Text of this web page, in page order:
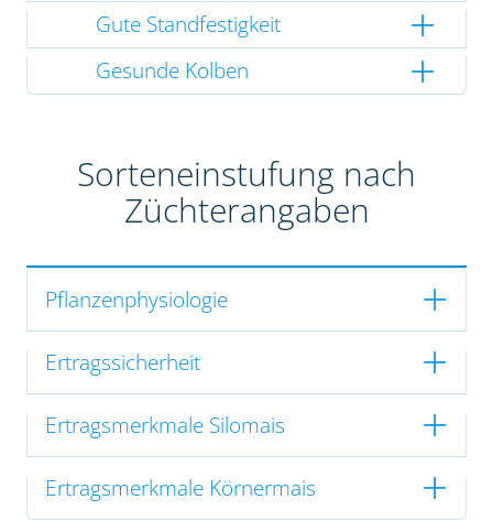
Gute Standfestigkeit
Gesunde Kolben
Sorteneinstufung nach
Züchterangaben
Pflanzenphysiologie
Ertragssicherheit
Ertragsmerkmale Silomais
Ertragsmerkmale Körnermais